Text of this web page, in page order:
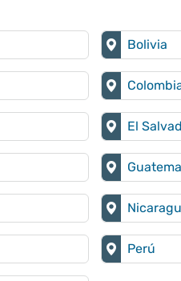
Bolivia
El
Perú